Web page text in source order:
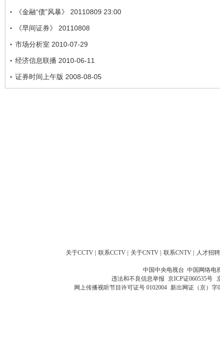
《金融“债”风暴》 20110809 23:00
《早间证券》 20110808
市场分析室 2010-07-29
经济信息联播 2010-06-11
证券时间上午版 2008-08-05
关于CCTV 联系CCTV 关于CNTV 联系CNTV 人才招聘
中国中央电视台 中国网络电
违法和不良信息举报 京ICP证060535号
网上传播视听节目许可证号 0102004 新出网证（京）